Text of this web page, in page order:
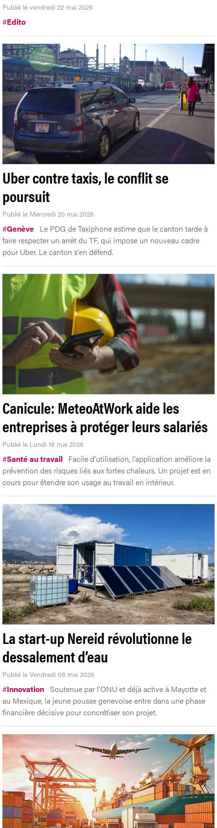
Publié le vendredi 22 mai 2026
#Edito
Uber contre taxis, le conflit se
poursuit
Publié le Mercredi 20 mai 2026
#Genève Le PDG de Taxiphone estime que le canton tarde à
faire respecter un arrêt du TF, qui impose un nouveau cadre
pour Uber. Le canton s'en défend.
Canicule: MeteoAtWork aide les
entreprises à protéger leurs salariés
Publié le Lundi 18 mai 2026
#Santé au travail Facile d’utilisation, l’application améliore la
prévention des risques liés aux fortes chaleurs. Un projet est en
cours pour étendre son usage au travail en intérieur.
La start-up Nereid révolutionne le
dessalement d’eau
Publié le Vendredi 08 mai 2026
#Innovation Soutenue par l’ONU et déjà active à Mayotte et
au Mexique, la jeune pousse genevoise entre dans une phase
financière décisive pour concrétiser son projet.